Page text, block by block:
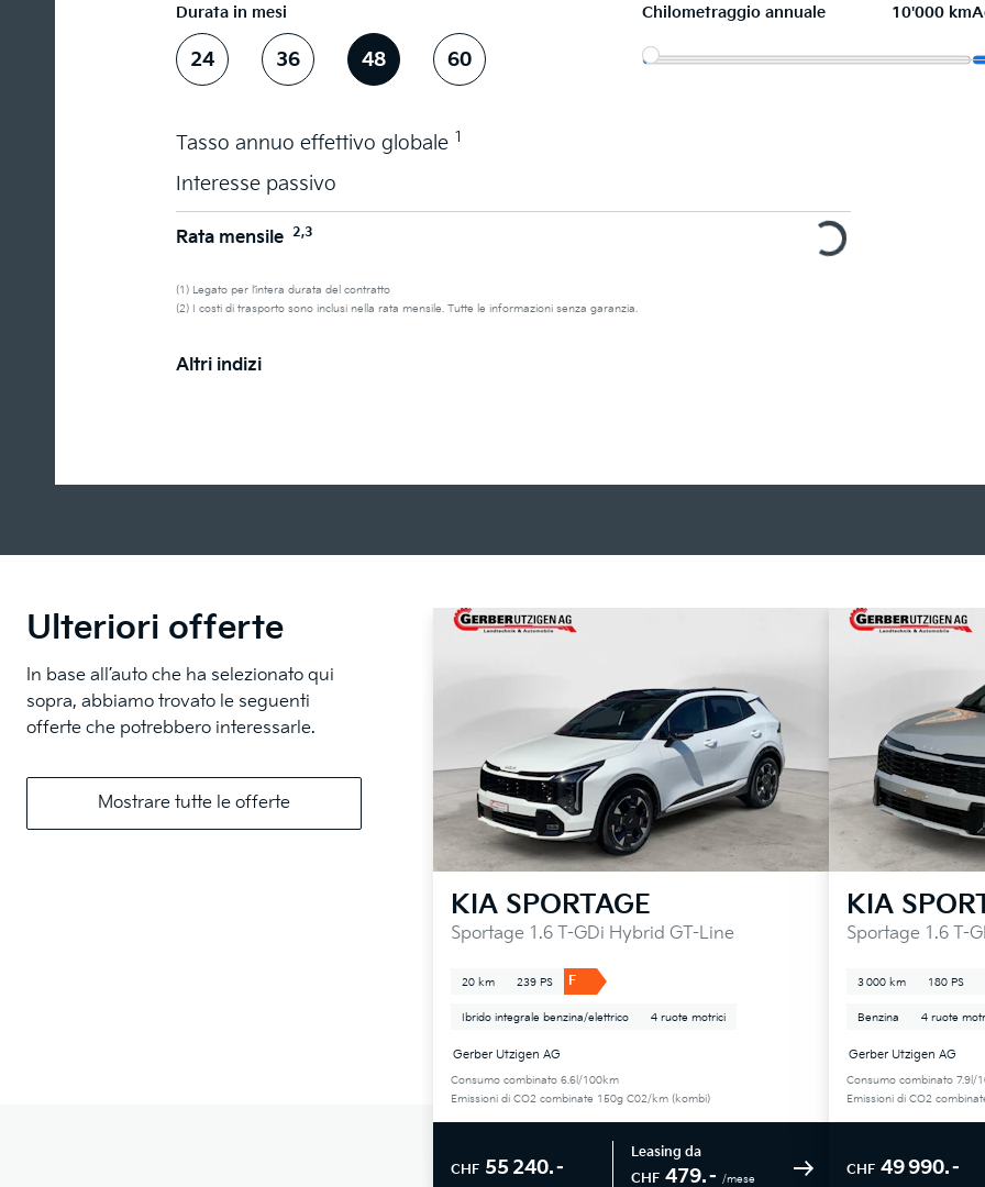
Durata in mesi
24 36 48 60
Chilometraggio annuale 10'000 km
Tasso annuo effettivo globale 1
Interesse passivo
Rata mensile 2,3
(1) Legato per l’intera durata del contratto
(2) I costi di trasporto sono inclusi nella rata mensile. Tutte le informazioni senza garanzia.
Altri indizi
Ulteriori offerte
In base all’auto che ha selezionato qui
sopra, abbiamo trovato le seguenti
offerte che potrebbero interessarle.
Mostrare tutte le offerte
KIA SPORTAGE
Sportage 1.6 T-GDi Hybrid GT-Line
20 km 239 PS F
Ibrido integrale benzina/elettrico 4 ruote motrici
Gerber Utzigen AG
Consumo combinato 6.6l/100km
Emissioni di CO2 combinate 150g C02/km (kombi)
CHF 55 240.–
Leasing da
CHF 479.– /mese
KIA
Sportage 1.6 T-
3 000 km 180 PS
Benzina 4 ruote
Gerber Utzigen AG
Consumo combinato 7.9l/
Emissioni di CO2
CHF 49 990.–